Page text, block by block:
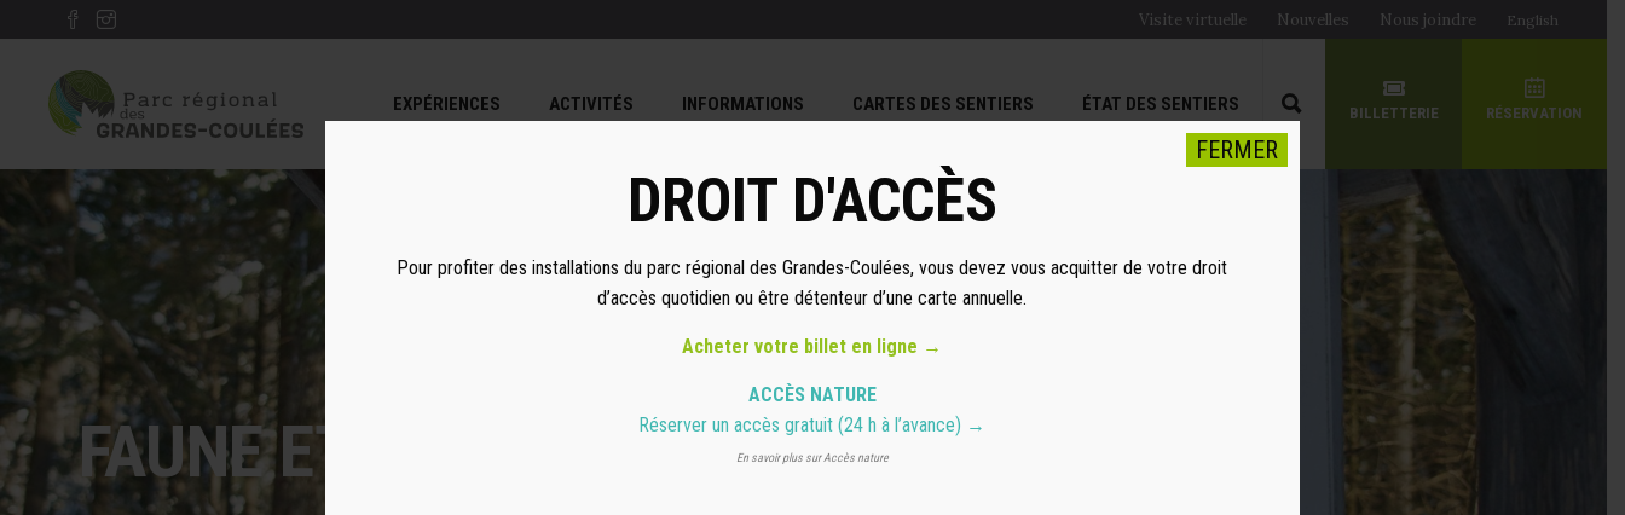
Visite virtuelle Nouvelles Nous joindre English
EXPÉRIENCES ACTIVITÉS INFORMATIONS CARTES DES SENTIERS ÉTAT DES SENTIERS BILLETTERIE RÉSERVATION
FAUNE ET FLORE
DROIT D'ACCÈS
Pour profiter des installations du parc régional des Grandes-Coulées, vous devez vous acquitter de votre droit
d’accès quotidien ou être détenteur d’une carte annuelle.
Acheter votre billet en ligne →
ACCÈS NATURE
Réserver un accès gratuit (24 h à l’avance) →
En savoir plus sur Accès nature
FERMER